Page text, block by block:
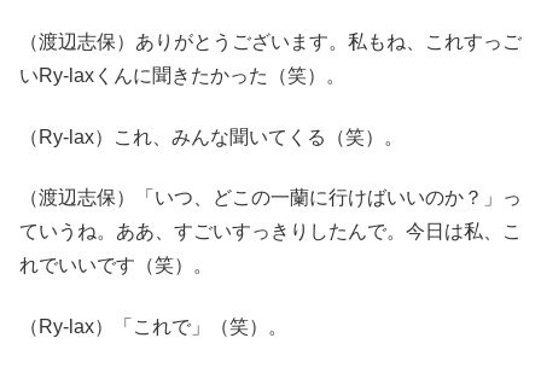
（渡辺志保）ありがとうございます。私もね、これすっご
いRy-laxくんに聞きたかった（笑）。
（Ry-lax）これ、みんな聞いてくる（笑）。
（渡辺志保）「いつ、どこの一蘭に行けばいいのか？」っ
ていうね。ああ、すごいすっきりしたんで。今日は私、こ
れでいいです（笑）。
（Ry-lax）「これで」（笑）。